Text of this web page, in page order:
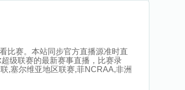
比赛。本站同步官方直播源准时直
级联赛的最新赛事直播，比赛录
,塞尔维亚地区联赛,菲NCRAA,非洲